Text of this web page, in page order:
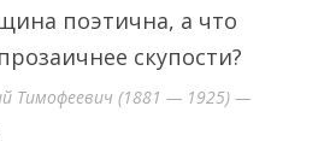
поэтична, а что
скупости?
Тимофеевич (1881 — 1925) —